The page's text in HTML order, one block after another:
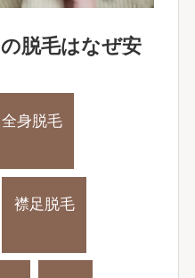
脱毛はなぜ安
全身脱毛
襟足脱毛